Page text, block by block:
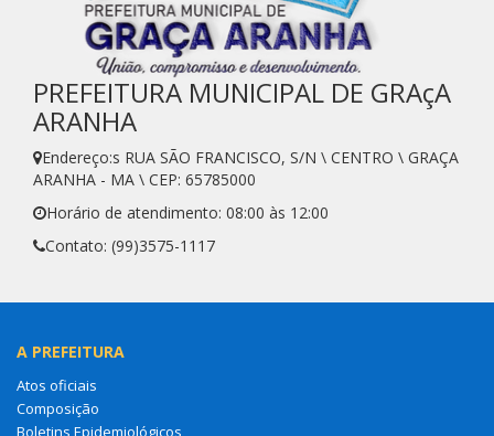
PREFEITURA MUNICIPAL DE GRAçA
ARANHA
Endereço:s RUA SÃO FRANCISCO, S/N \ CENTRO \ GRAÇA
ARANHA - MA \ CEP: 65785000
Horário de atendimento: 08:00 às 12:00
Contato: (99)3575-1117
A PREFEITURA
Atos oficiais
Composição
Boletins Epidemiológicos